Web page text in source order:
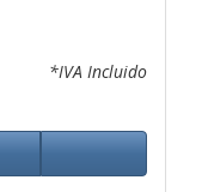
*IVA Incluido